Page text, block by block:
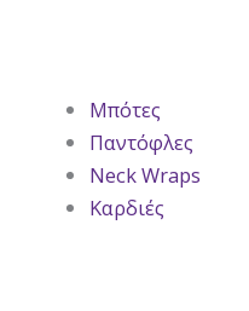
Μπότες
Παντόφλες
Neck Wraps
Καρδιές